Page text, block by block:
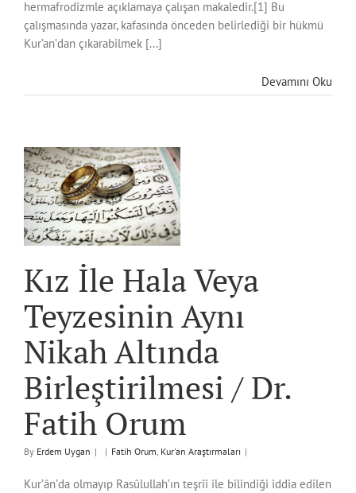
hermafrodizmle açıklamaya çalışan makaledir.[1] Bu
çalışmasında yazar, kafasında önceden belirlediği bir hükmü
Kur’an’dan çıkarabilmek [...]
Devamını Oku
Kız İle Hala Veya
Teyzesinin Aynı
Nikah Altında
Birleştirilmesi / Dr.
Fatih Orum
By Erdem Uygan | | Fatih Orum, Kur'an Araştırmaları |
Kur’ân’da olmayıp Rasûlullah’ın teşrîi ile bilindiği iddia edilen